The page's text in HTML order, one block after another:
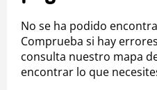
No se ha podido
Comprueba si hay
consulta nuestro mapa
encontrar lo que